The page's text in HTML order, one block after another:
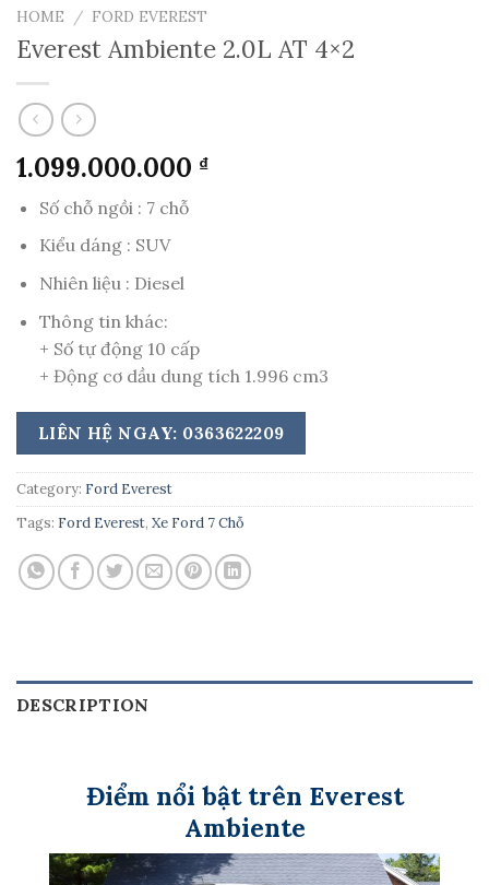
HOME / FORD EVEREST
Everest Ambiente 2.0L AT 4×2
1.099.000.000 ₫
Số chỗ ngồi : 7 chỗ
Kiểu dáng : SUV
Nhiên liệu : Diesel
Thông tin khác:
+ Số tự động 10 cấp
+ Động cơ dầu dung tích 1.996 cm3
LIÊN HỆ NGAY: 0363622209
Category: Ford Everest
Tags: Ford Everest, Xe Ford 7 Chỗ
DESCRIPTION
Điểm nổi bật trên Everest
Ambiente